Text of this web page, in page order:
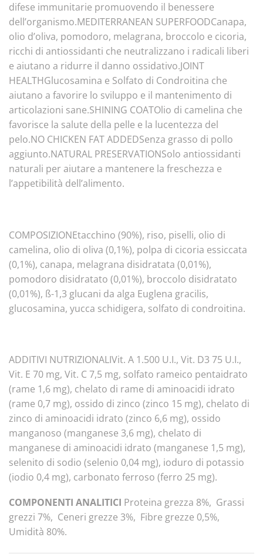
difese immunitarie promuovendo il benessere
dell’organismo.MEDITERRANEAN SUPERFOODCanapa,
olio d’oliva, pomodoro, melagrana, broccolo e cicoria,
ricchi di antiossidanti che neutralizzano i radicali liberi
e aiutano a ridurre il danno ossidativo.JOINT
HEALTHGlucosamina e Solfato di Condroitina che
aiutano a favorire lo sviluppo e il mantenimento di
articolazioni sane.SHINING COATOlio di camelina che
favorisce la salute della pelle e la lucentezza del
pelo.NO CHICKEN FAT ADDEDSenza grasso di pollo
aggiunto.NATURAL PRESERVATIONSolo antiossidanti
naturali per aiutare a mantenere la freschezza e
l’appetibilità dell’alimento.
COMPOSIZIONEtacchino (90%), riso, piselli, olio di
camelina, olio di oliva (0,1%), polpa di cicoria essiccata
(0,1%), canapa, melagrana disidratata (0,01%),
pomodoro disidratato (0,01%), broccolo disidratato
(0,01%), ß-1,3 glucani da alga Euglena gracilis,
glucosamina, yucca schidigera, solfato di condroitina.
ADDITIVI NUTRIZIONALIVit. A 1.500 U.I., Vit. D3 75 U.I.,
Vit. E 70 mg, Vit. C 7,5 mg, solfato rameico pentaidrato
(rame 1,6 mg), chelato di rame di aminoacidi idrato
(rame 0,7 mg), ossido di zinco (zinco 15 mg), chelato di
zinco di aminoacidi idrato (zinco 6,6 mg), ossido
manganoso (manganese 3,6 mg), chelato di
manganese di aminoacidi idrato (manganese 1,5 mg),
selenito di sodio (selenio 0,04 mg), ioduro di potassio
(iodio 0,4 mg), carbonato ferroso (ferro 25 mg).
COMPONENTI ANALITICI Proteina grezza 8%, Grassi
grezzi 7%, Ceneri grezze 3%, Fibre grezze 0,5%,
Umidità 80%.